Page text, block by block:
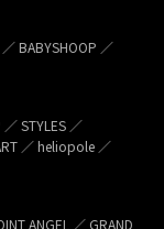
BABYSHOOP ／
STYLES ／
／ heliopole ／
ANGEL ／ GRAND